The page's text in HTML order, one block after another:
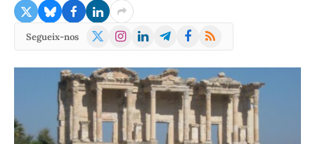
Segueix-nos
X
Instagram
LinkedInTelegramFacebook
RSS